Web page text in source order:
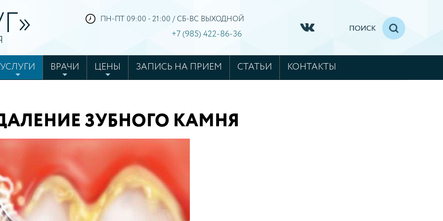
ПН-ПТ 09:00 - 21:00 / СБ-ВС ВЫХОДНОЙ
+7 (985) 422-86-36
УСЛУГИ ВРАЧИ ЦЕНЫ ЗАПИСЬ НА ПРИЕМ СТАТЬИ КОНТАКТЫ
ЗУБНОГО КАМНЯ